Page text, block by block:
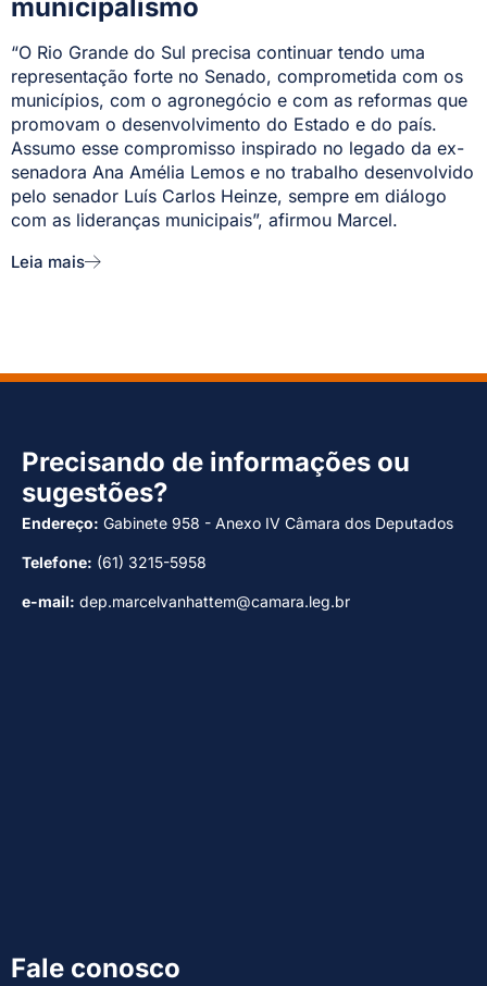
municipalismo
“O Rio Grande do Sul precisa continuar tendo uma
representação forte no Senado, comprometida com os
municípios, com o agronegócio e com as reformas que
promovam o desenvolvimento do Estado e do país.
Assumo esse compromisso inspirado no legado da ex-
senadora Ana Amélia Lemos e no trabalho desenvolvido
pelo senador Luís Carlos Heinze, sempre em diálogo
com as lideranças municipais”, afirmou Marcel.
Leia mais
Precisando de informações ou
sugestões?
Endereço: Gabinete 958 - Anexo IV Câmara dos Deputados
Telefone: (61) 3215-5958
e-mail: dep.marcelvanhattem@camara.leg.br
Fale conosco